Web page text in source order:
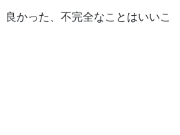
かった、不完全なことはいいこ